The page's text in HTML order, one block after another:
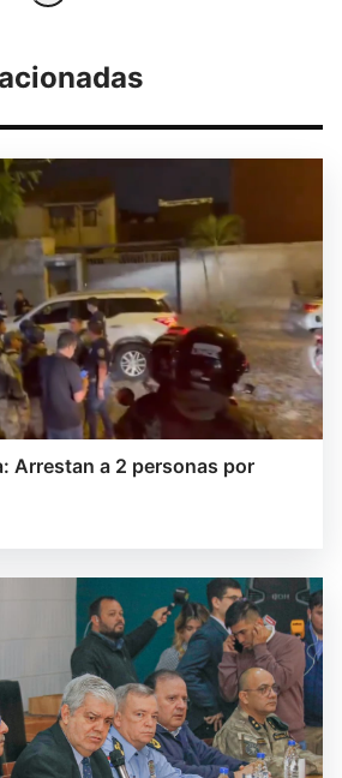
Arrestan a 2 personas por